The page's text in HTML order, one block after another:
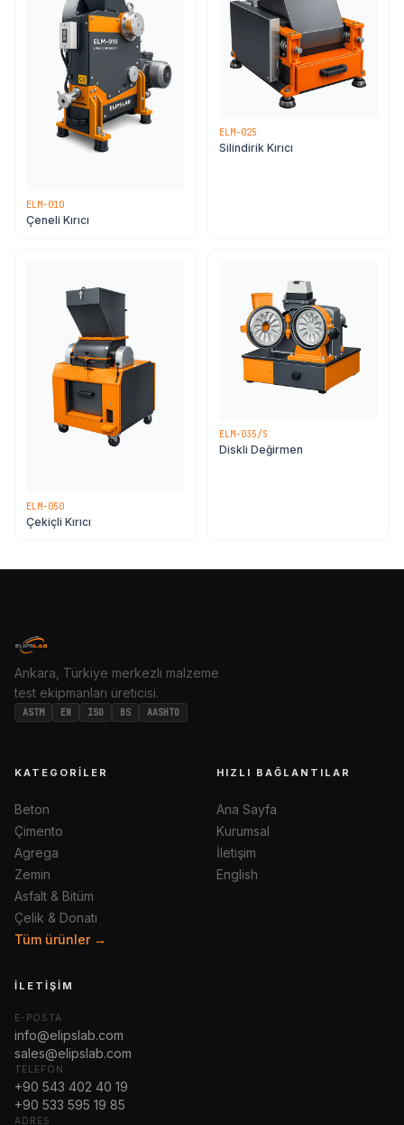
ELM-010
Çeneli Kırıcı
ELM-025
Silindirik Kırıcı
ELM-050
Çekiçli Kırıcı
ELM-035/S
Diskli Değirmen
Ankara, Türkiye merkezli malzeme
test ekipmanları üreticisi.
ASTM EN ISO BS AASHTO
KATEGORILER
Beton
Çimento
Agrega
Zemin
Asfalt & Bitüm
Çelik & Donatı
Tüm ürünler →
HIZLI BAĞLANTILAR
Ana Sayfa
Kurumsal
İletişim
English
İLETIŞIM
E-POSTA
info@elipslab.com
sales@elipslab.com
TELEFON
+90 543 402 40 19
+90 533 595 19 85
ADRES